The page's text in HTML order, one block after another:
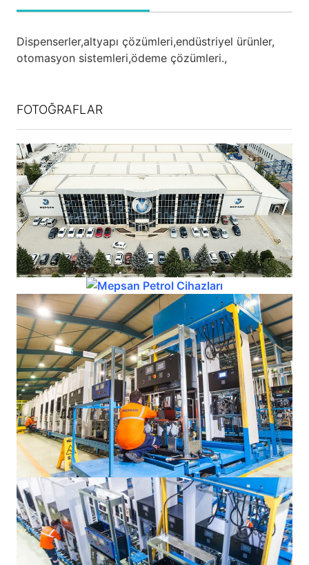
Dispenserler,altyapı çözümleri,endüstriyel ürünler,
otomasyon sistemleri,ödeme çözümleri.,
FOTOĞRAFLAR